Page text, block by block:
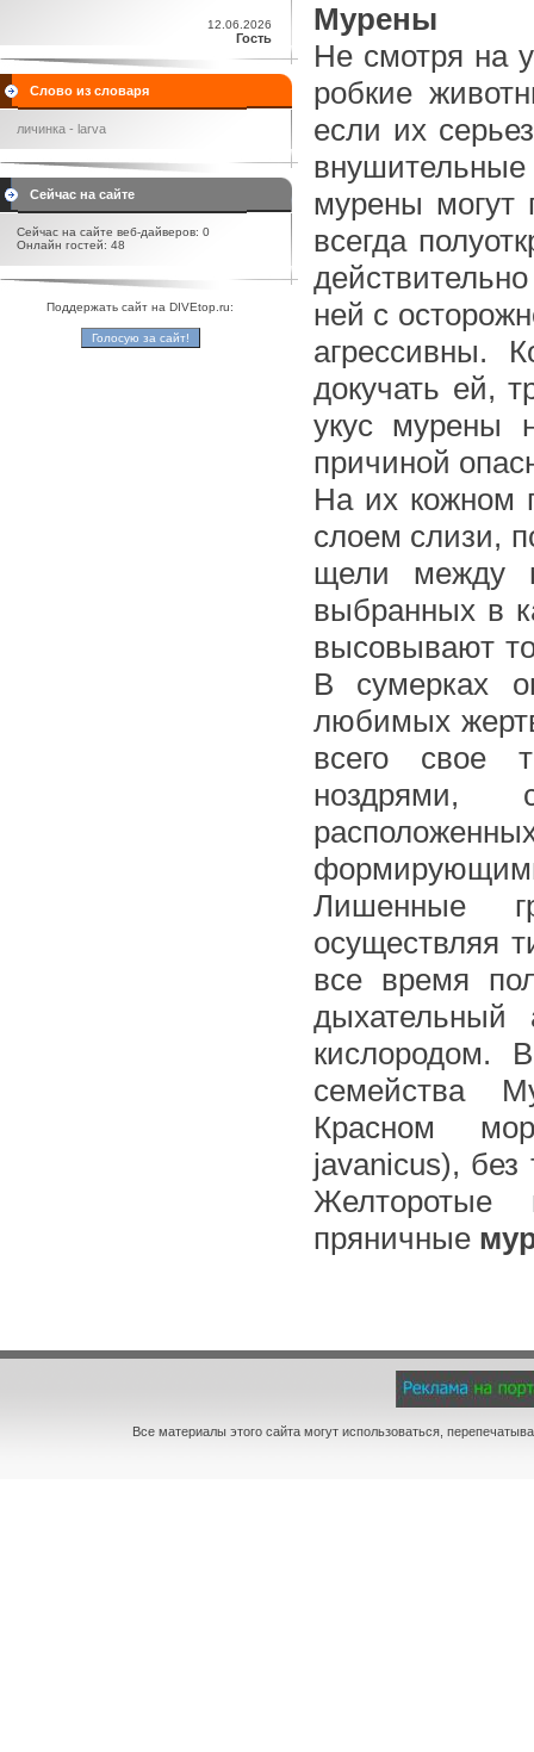
12.06.2026
Гость
Слово из словаря
личинка - larva
Сейчас на сайте
Сейчас на сайте веб-дайверов: 0
Онлайн гостей: 48
Поддержать сайт на DIVEtop.ru:
Мурены
Не смотря на
робкие
если их
внушительные
мурены могут
всегда
ней с
агрессивны.
докучать ей,
укус мурены
причиной
На их кожном
слоем слизи,
щели между
выбранных в
высовывают
В сумерках
любимых
всего свое
ноздрями,
Лишенные
осуществляя
все время
дыхательный
кислородом.
семейства
Красном
javanicus),
пряничные
Все материалы этого сайта могут использоваться,